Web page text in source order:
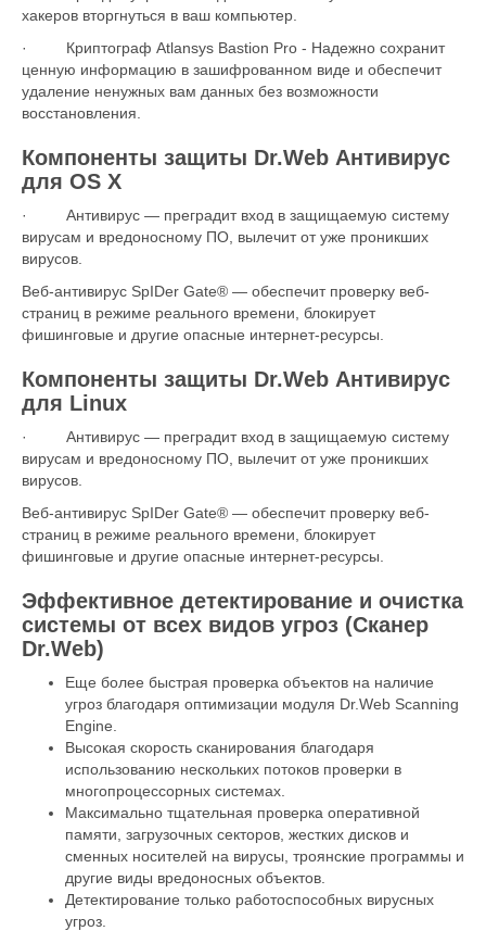
хакеров вторгнуться в ваш компьютер.
· Криптограф Atlansys Bastion Pro - Надежно сохранит
ценную информацию в зашифрованном виде и обеспечит
удаление ненужных вам данных без возможности
восстановления.
Компоненты защиты Dr.Web Антивирус
для OS X
· Антивирус — преградит вход в защищаемую систему
вирусам и вредоносному ПО, вылечит от уже проникших
вирусов.
Веб-антивирус SpIDer Gate® — обеспечит проверку веб-
страниц в режиме реального времени, блокирует
фишинговые и другие опасные интернет-ресурсы.
Компоненты защиты Dr.Web Антивирус
для Linux
· Антивирус — преградит вход в защищаемую систему
вирусам и вредоносному ПО, вылечит от уже проникших
вирусов.
Веб-антивирус SpIDer Gate® — обеспечит проверку веб-
страниц в режиме реального времени, блокирует
фишинговые и другие опасные интернет-ресурсы.
Эффективное детектирование и очистка
системы от всех видов угроз (Сканер
Dr.Web)
Еще более быстрая проверка объектов на наличие
угроз благодаря оптимизации модуля Dr.Web Scanning
Engine.
Высокая скорость сканирования благодаря
использованию нескольких потоков проверки в
многопроцессорных системах.
Максимально тщательная проверка оперативной
памяти, загрузочных секторов, жестких дисков и
сменных носителей на вирусы, троянские программы и
другие виды вредоносных объектов.
Детектирование только работоспособных вирусных
угроз.